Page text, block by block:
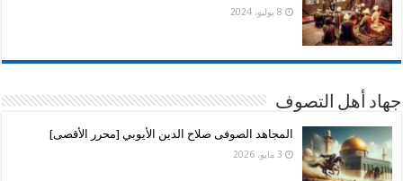
8 يوليو، 2024
جهاد أهل التصوف
المجاهد الصوفى صلاح الدين الأيوبي [محرر الأقصى]
3 مايو، 2026